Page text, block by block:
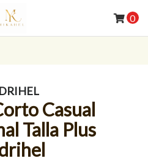
0
Casual
Talla Plus